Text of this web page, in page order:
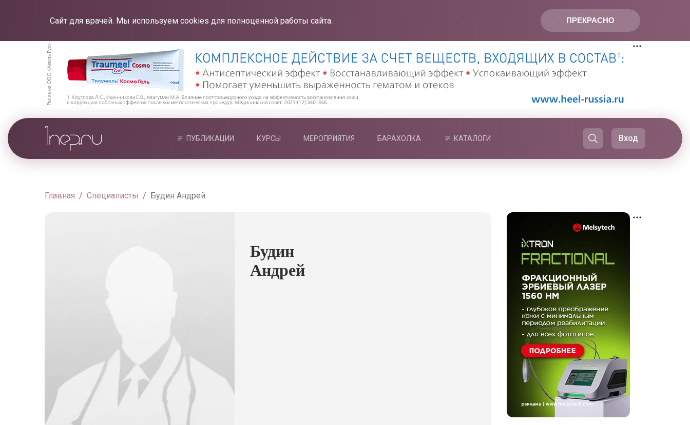
ПРЕКРАСНО
Сайт для врачей. Мы используем cookies для полноценной работы сайта.
ПУБЛИКАЦИИ КУРСЫ МЕРОПРИЯТИЯ БАРАХОЛКА КАТАЛОГИ Вход
Главная Специалисты Будин Андрей
Будин
Андрей